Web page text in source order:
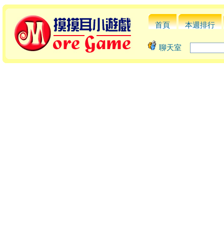
首頁 本週排行
聊天室